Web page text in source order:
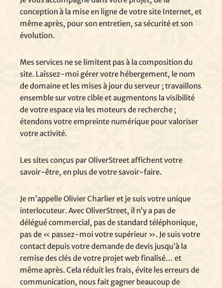
conception à la mise en ligne de votre site Internet, et
même après, pour son entretien, sa sécurité et son
évolution.
Mes services ne se limitent pas à la composition du
site. Laissez-moi gérer votre hébergement, le nom
de domaine et les mises à jour du serveur ; travaillons
ensemble sur votre cible et augmentons la visibilité
de votre espace via les moteurs de recherche ;
étendons votre empreinte numérique pour valoriser
votre activité.
Les sites conçus par OliverStreet affichent votre
savoir-être, en plus de votre savoir-faire.
Je m’appelle Olivier Charlier et je suis votre unique
interlocuteur. Avec OliverStreet, il n’y a pas de
délégué commercial, pas de standard téléphonique,
pas de « passez-moi votre supérieur ». Je suis votre
contact depuis votre demande de devis jusqu’à la
remise des clés de votre projet web finalisé… et
même après. Cela réduit les frais, évite les erreurs de
communication, nous fait gagner beaucoup de